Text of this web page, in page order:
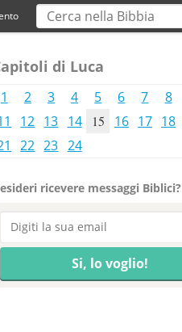
di Luca
1 2 3 4 5 6 7 8
12 13 14 15 16 17 18
22 23 24
ricevere messaggi Biblici?